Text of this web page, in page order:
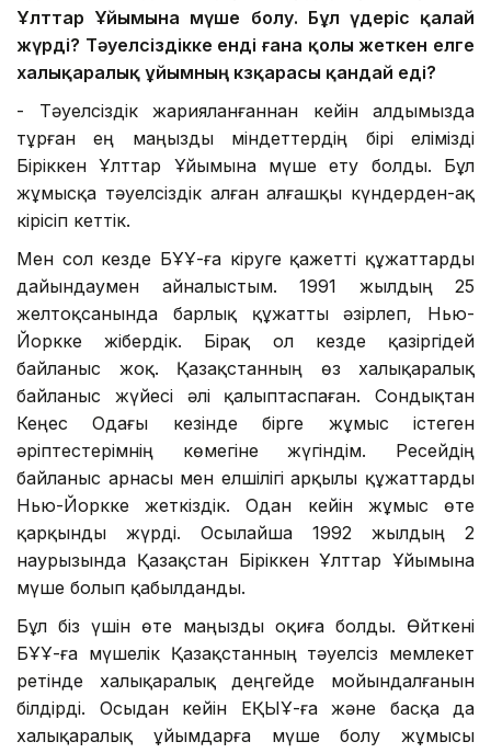
Ұлттар Ұйымына мүше болу. Бұл үдеріс қалай
жүрді? Тәуелсіздікке енді ғана қолы жеткен елге
халықаралық ұйымның көзқарасы қандай еді?
- Тәуелсіздік жарияланғаннан кейін алдымызда
тұрған ең маңызды міндеттердің бірі елімізді
Біріккен Ұлттар Ұйымына мүше ету болды. Бұл
жұмысқа тәуелсіздік алған алғашқы күндерден-ақ
кірісіп кеттік.
Мен сол кезде БҰҰ-ға кіруге қажетті құжаттарды
дайындаумен айналыстым. 1991 жылдың 25
желтоқсанында барлық құжатты әзірлеп, Нью-
Йоркке жібердік. Бірақ ол кезде қазіргідей
байланыс жоқ. Қазақстанның өз халықаралық
байланыс жүйесі әлі қалыптаспаған. Сондықтан
Кеңес Одағы кезінде бірге жұмыс істеген
әріптестерімнің көмегіне жүгіндім. Ресейдің
байланыс арнасы мен елшілігі арқылы құжаттарды
Нью-Йоркке жеткіздік. Одан кейін жұмыс өте
қарқынды жүрді. Осылайша 1992 жылдың 2
наурызында Қазақстан Біріккен Ұлттар Ұйымына
мүше болып қабылданды.
Бұл біз үшін өте маңызды оқиға болды. Өйткені
БҰҰ-ға мүшелік Қазақстанның тәуелсіз мемлекет
ретінде халықаралық деңгейде мойындалғанын
білдірді. Осыдан кейін ЕҚЫҰ-ға және басқа да
халықаралық ұйымдарға мүше болу жұмысы